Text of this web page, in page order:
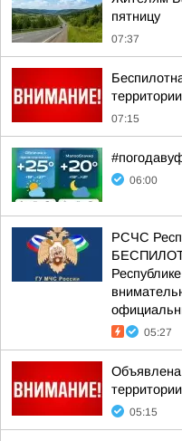
пятницу
07:37
07:15
06:00
РСЧС
05:27
Объявлена
05:15